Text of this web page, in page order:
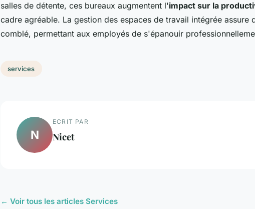
salles de détente, ces bureaux augmentent l'impact sur la
cadre agréable. La gestion des espaces de travail intégrée assure
comblé, permettant aux employés de s'épanouir
services
N
ECRIT PAR
Nicet
← Voir tous les articles Services